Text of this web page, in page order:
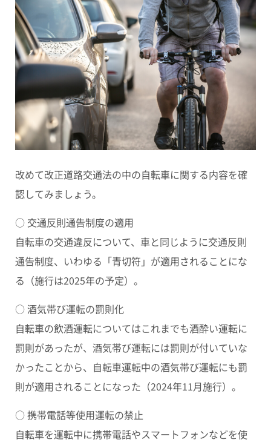
改めて改正道路交通法の中の自転車に関する内容を確
認してみましょう。
○ 交通反則通告制度の適用
自転車の交通違反について、車と同じように交通反則
通告制度、いわゆる 「青切符」 が適用されることにな
る（施行は2025年の予定）。
○ 酒気帯び運転の罰則化
自転車の飲酒運転についてはこれまでも酒酔い運転に
罰則があったが、酒気帯び運転には罰則が付いていな
かったことから、自転車運転中の酒気帯び運転にも罰
則が適用されることになった（2024年11月施行）。
○ 携帯電話等使用運転の禁止
自転車を運転中に携帯電話やスマートフォンなどを使